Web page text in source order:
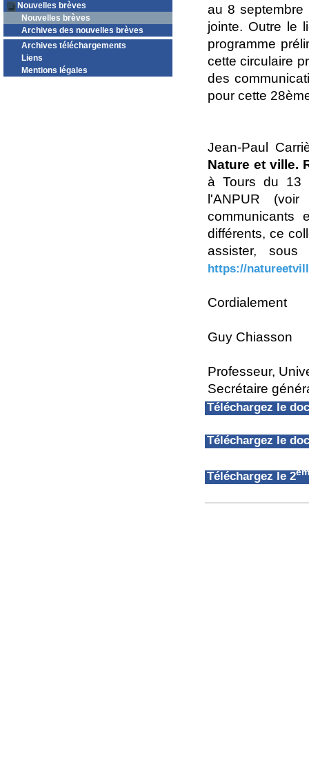
Nouvelles brèves
Nouvelles brèves
Archives des nouvelles brèves
Archives téléchargements
Liens
Mentions légales
au 8 septembre
jointe. Outre le
programme
cette circulaire
des
pour cette
Jean-Paul
Nature et ville.
à Tours du 13
l'ANPUR
communicants
différents, ce
assister,
https://
Cordialement
Guy Chiasson
Professeur,
Secrétaire
Téléchargez le
Téléchargez le
Téléchargez le 2